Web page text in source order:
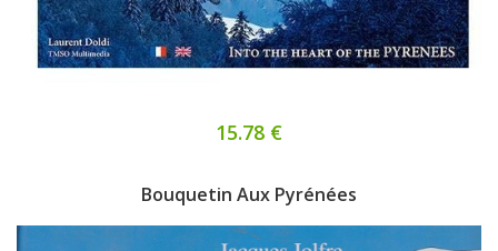
15.78 €
Bouquetin Aux Pyrénées